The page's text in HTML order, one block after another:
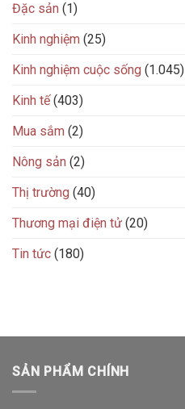
Đặc sản (1)
Kinh nghiệm (25)
Kinh nghiệm cuộc sống (1.045)
Kinh tế(403)
Mua sắm (2)
Nông sản (2)
Thị trường (40)
Thương mại điện tử (20)
Tin tức (180)
SẢN PHẨM CHÍNH